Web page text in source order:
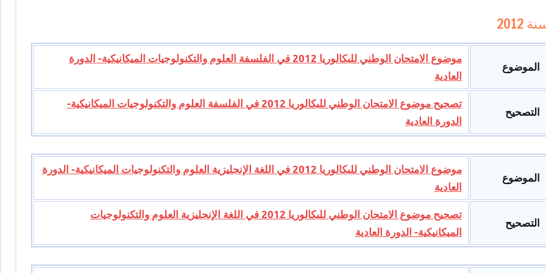
2012
الموضوع
موضوع الامتحان الوطني للبكالوريا 2012 في الفلسفة العلوم والتكنولوجيات الميكانيكية- الدورة
العادية
التصحيح
تصحيح موضوع الامتحان الوطني للبكالوريا 2012 في الفلسفة العلوم والتكنولوجيات الميكانيكية-
الدورة العادية
الموضوع
موضوع الامتحان الوطني للبكالوريا 2012 في اللغة الإنجليزية العلوم والتكنولوجيات الميكانيكية- الدورة
العادية
التصحيح
تصحيح موضوع الامتحان الوطني للبكالوريا 2012 في اللغة الإنجليزية العلوم والتكنولوجيات
الميكانيكية- الدورة العادية